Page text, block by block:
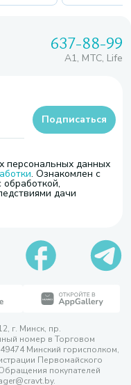
637-88-99
A1, МТС, Life
персональных данных
. Ознакомлен с
дачи
Подписаться
г. Минск, пр.
номер в Торговом
Минский горисполком,
Первомайского
покупателей